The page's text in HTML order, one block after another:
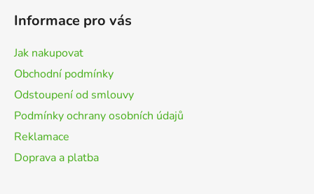
Informace pro vás
Jak nakupovat
Obchodní podmínky
Odstoupení od smlouvy
Podmínky ochrany osobních údajů
Reklamace
Doprava a platba